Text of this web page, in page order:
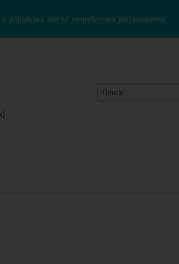
для её потребления дистанционно.